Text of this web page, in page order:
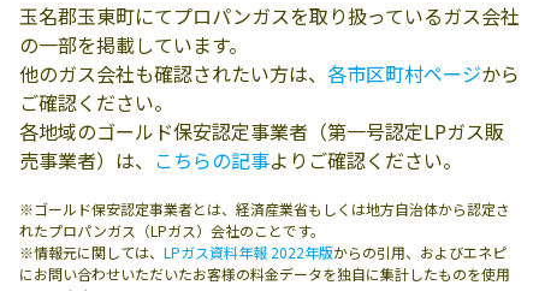
玉名郡玉東町にてプロパンガスを取り扱っているガス会社
の一部を掲載しています。
他のガス会社も確認されたい方は、 各市区町村ページから
ご確認ください。
各地域のゴールド保安認定事業者（第一号認定LPガス販
売事業者）は、 こちらの記事よりご確認ください。
※ゴールド保安認定事業者とは、経済産業省もしくは地方自治体から認定さ
れたプロパンガス（LPガス）会社のことです。
※情報元に関しては、 LPガス資料年報 2022年版からの引用、およびエネピ
にお問い合わせいただいたお客様の料金データを独自に集計したものを使用